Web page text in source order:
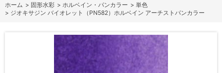
ホーム > 固形水彩 > ホルベイン・パンカラー > 単色
> ジオキサジン バイオレット（PN582）ホルベイン アーチストパンカラー